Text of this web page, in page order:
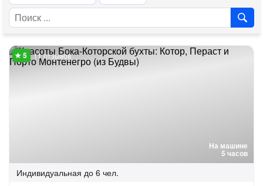
На машине
5 часов
11 отзывов
Индивидуальная до 6 чел.